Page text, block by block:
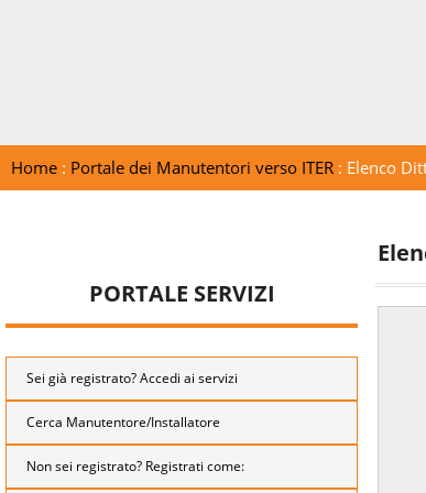
Home: Portale dei Manutentori verso ITER: Elenco
PORTALE SERVIZI
Sei già registrato? Accedi ai servizi
Cerca Manutentore/Installatore
Non sei registrato? Registrati come: